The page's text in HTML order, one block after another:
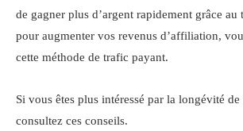
de gagner plus d’argent rapidement grâce
pour augmenter vos revenus d’affiliation,
cette méthode de trafic payant.
Si vous êtes plus intéressé par la longévité
consultez ces conseils.